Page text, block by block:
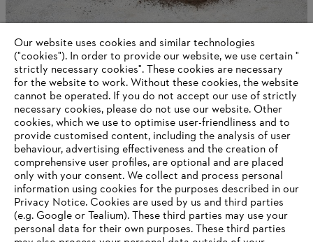
STIHL boekt een positief resultaat voor 2024
Information for suppliers
Products
Contact
Career
Whistleblower system
Our website uses cookies and similar technologies
("cookies"). In order to provide our website, we use certain "
strictly necessary cookies". These cookies are necessary
for the website to work. Without these cookies, the website
‎cannot be operated.‎ If you do not accept our use of strictly
necessary cookies, please do not use our website. ‎Other
cookies, which we use to optimise user-friendliness and to
provide customised content, including the analysis of user
behaviour, advertising effectiveness and the creation of
comprehensive user profiles, are optional and are placed
only with your consent. We collect and process personal
information using cookies for the purposes described in our
Privacy Notice. Cookies are used by us and third parties
(e.g. Google or Tealium). These third parties may use your
personal data for their own purposes. These third parties